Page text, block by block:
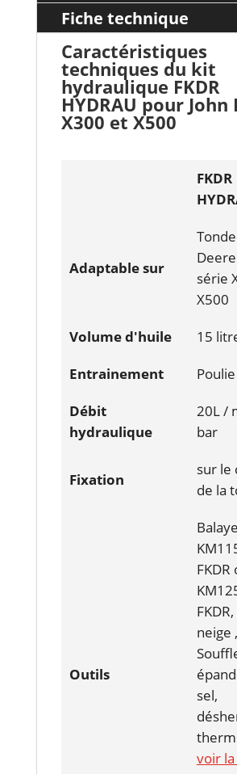
Fiche technique
Caractéristiques
techniques du kit
hydraulique FKDR
HYDRAU pour John
X300 et X500
FKDR
Adaptable sur
série
X500
Volume d'huile
15
Entrainement
Débit
hydraulique
20L /
bar
Fixation
sur le
de la
Outils
FKDR
neige ,
sel,
voir